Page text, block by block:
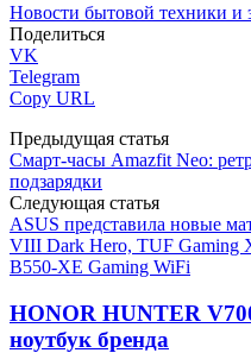
Новости бытовой техники и
Поделиться
VK
Telegram
Copy URL
Предыдущая статья
Смарт-часы Amazfit Neo:
подзарядки
Следующая статья
ASUS представила новые
VIII Dark Hero, TUF Gaming
B550-XE Gaming WiFi
HONOR HUNTER
ноутбук бренда